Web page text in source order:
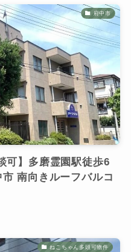
府中市
可】多磨霊園駅徒歩6
南向きルーフバルコ
ねこちゃん多頭可物件